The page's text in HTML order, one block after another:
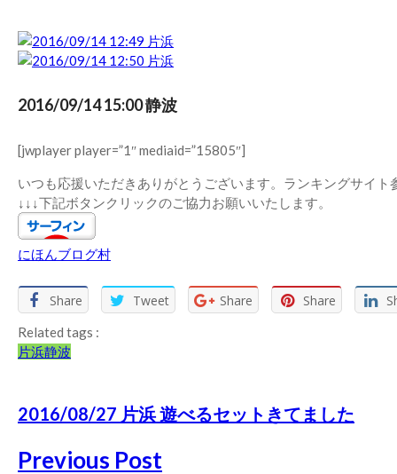
2016/09/14 15:00 静波
[jwplayer player=”1″ mediaid=”15805″]
いつも応援いただきありがとうございます。ランキングサイト
↓↓↓下記ボタンクリックのご協力お願いいたします。
にほんブログ村
Share Tweet Share Share
Related tags :
片浜静波
2016/08/27 片浜 遊べるセットきてました
Previous Post